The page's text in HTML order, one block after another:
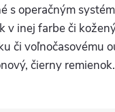
s operačným
inej farbe či
či voľnočasovému
čierny remienok.